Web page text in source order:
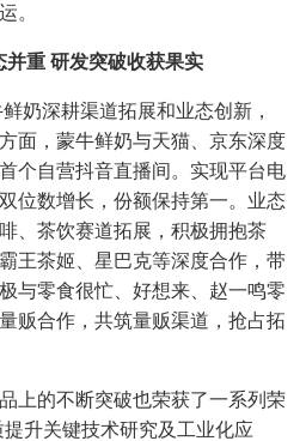
。
并重 研发突破收获果实
奶深耕渠道拓展和业态创新，
面，蒙牛鲜奶与天猫、京东深度
个自营抖音直播间。实现平台电
位数增长，份额保持第一。业态
、茶饮赛道拓展，积极拥抱茶
王茶姬、星巴克等深度合作，带
与零食很忙、好想来、赵一鸣零
贩合作，共筑量贩渠道，抢占拓
上的不断突破也荣获了一系列荣
升关键技术研究及工业化应